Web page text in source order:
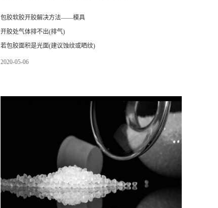
包胶软胶开胶解决方法——模具
开胶处气体排不出(排气)
若包胶面积是光面(建议蚀纹或晒纹)
包胶面积小(1.0mm以下)在结构允许的情况下建议加大包胶面积
2020-05-06